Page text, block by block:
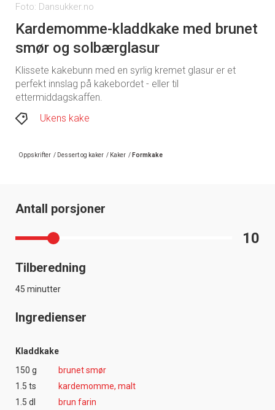
Foto: Dansukker.no
Kardemomme-kladdkake med brunet
smør og solbærglasur
Klissete kakebunn med en syrlig kremet glasur er et
perfekt innslag på kakebordet - eller til
ettermiddagskaffen.
Ukens kake
Oppskrifter / Dessert og kaker / Kaker / Formkake
Antall porsjoner
10
Tilberedning
45 minutter
Ingredienser
Kladdkake
150 g
brunet smør
1.5 ts
kardemomme, malt
1.5 dl
brun farin